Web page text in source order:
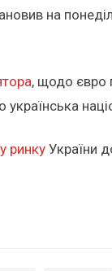
на
, щодо євро
українська
ринку України